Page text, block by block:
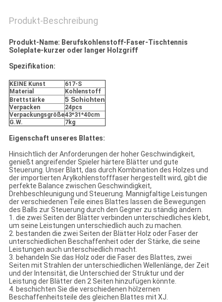
Produkt-Beschreibung
Produkt-Name: Berufskohlenstoff-Faser-Tischtennis
Soleplate-kurzer oder langer Holzgriff
Spezifikation:
KEINE Kunst
617-S
Material
Kohlenstoff
Brettstärke
5 Schichten
Verpacken
24pcs
Verpackungsgröße43*31*40cm
G.W.
7kg
Eigenschaft unseres Blattes:
Hinsichtlich der Anforderungen der hoher Geschwindigkeit,
genießt angreifender Spieler härtere Blätter und gute
Steuerung. Unser Blatt, das durch Kombination des Holzes und
der importierten Arylkohlenstofffaser hergestellt wird, gibt die
perfekte Balance zwischen Geschwindigkeit,
Drehbeschleunigung und Steuerung. Mannigfaltige Leistungen
der verschiedenen Teile eines Blattes lassen die Bewegungen
des Balls zur Steuerung durch den Gegner zu ständig ändern.
1. die zwei Seiten der Blätter verbinden unterschiedliches klebt,
um seine Leistungen unterschiedlich auch zu machen.
2. bestanden die zwei Seiten der Blätter Holz oder Faser der
unterschiedlichen Beschaffenheit oder der Stärke, die seine
Leistungen auch unterschiedlich macht.
3. behandeln Sie das Holz oder die Faser des Blattes, zwei
Seiten mit Strahlen der unterschiedlichen Wellenlänge, der Zeit
und der Intensität, die Unterschied der Struktur und der
Leistung der Blätter den 2 Seiten hinzufügen könnte.
4. beschichten Sie die verschiedenen hölzernen
Beschaffenheitsteile des gleichen Blattes mit XJ.